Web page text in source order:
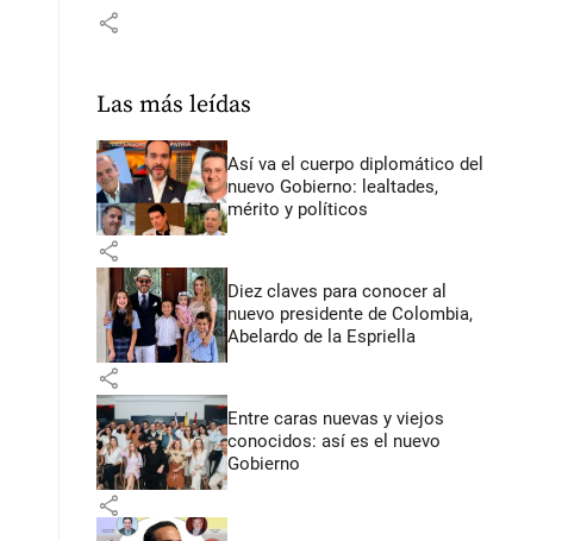
share
Las más leídas
Así va el cuerpo diplomático del
nuevo Gobierno: lealtades,
mérito y políticos
share
Diez claves para conocer al
nuevo presidente de Colombia,
Abelardo de la Espriella
share
Entre caras nuevas y viejos
conocidos: así es el nuevo
Gobierno
share